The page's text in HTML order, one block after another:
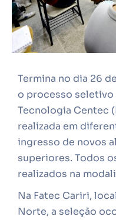
Termina no dia 26
o processo seletivo
Tecnologia Centec
realizada em
ingresso de novos
superiores. Todos
realizados na
Na Fatec Cariri,
Norte, a seleção